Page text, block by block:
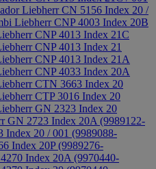
Liebherr CN 5156 Index 20 /
Liebherr CNP 4003 Index 20B
CNP 4013 Index 21C
CNP 4013 Index 21
CNP 4013 Index 21A
CNP 4033 Index 20A
CTN 3663 Index 20
CTP 3016 Index 20
GN 2323 Index 20
GN 2723 Index 20A (9989122-
Index 20 / 001 (9989088-
Index 20P (9989276-
Index 20A (9970440-